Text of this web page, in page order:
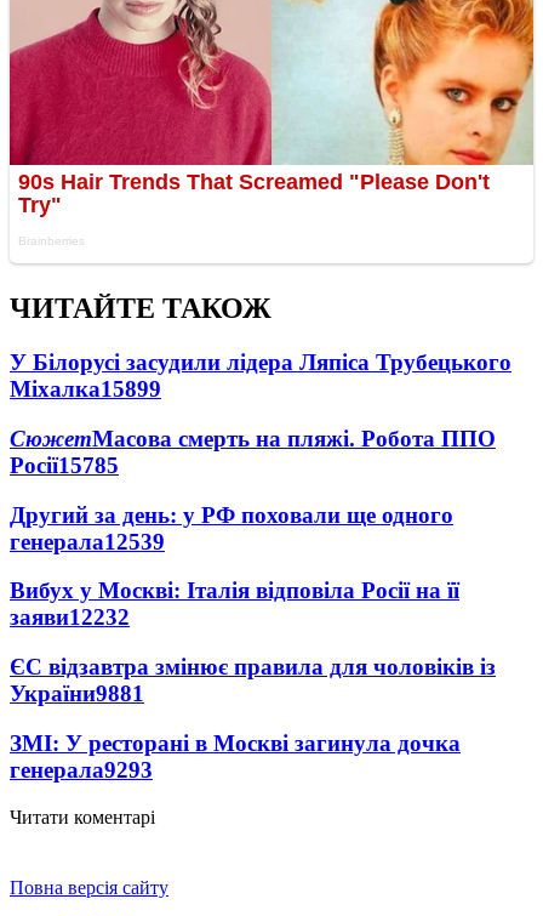
ЧИТАЙТЕ ТАКОЖ
У Білорусі засудили лідера Ляпіса Трубецького
Міхалка15899
СюжетМасова смерть на пляжі. Робота ППО
Росії15785
Другий за день: у РФ поховали ще одного
генерала12539
Вибух у Москві: Італія відповіла Росії на її
заяви12232
ЄС відзавтра змінює правила для чоловіків із
України9881
ЗМІ: У ресторані в Москві загинула дочка
генерала9293
Читати коментарі
Повна версія сайту